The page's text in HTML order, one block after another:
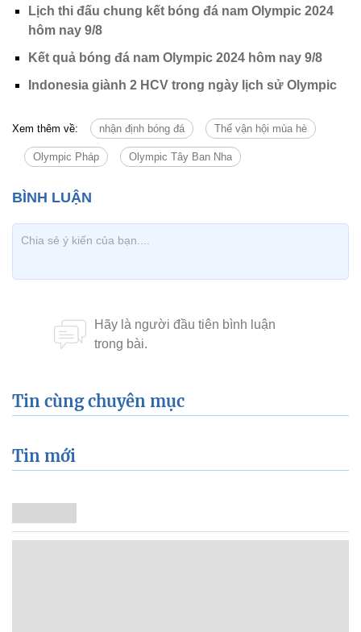
Lịch thi đấu chung kết bóng đá nam Olympic 2024
hôm nay 9/8
Kết quả bóng đá nam Olympic 2024 hôm nay 9/8
Indonesia giành 2 HCV trong ngày lịch sử Olympic
Xem thêm về: nhận định bóng đá Thế vận hội mùa hè
Olympic Pháp Olympic Tây Ban Nha
Tin cùng chuyên mục
Tin mới